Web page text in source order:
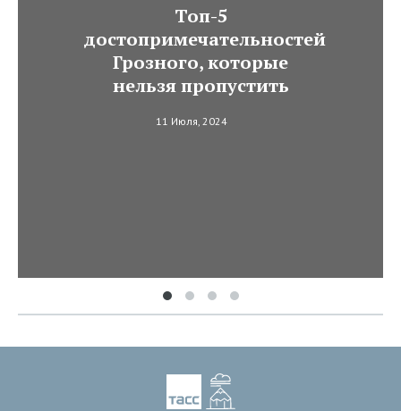
Топ-5
достопримечательностей
Грозного, которые
нельзя пропустить
11 Июля, 2024